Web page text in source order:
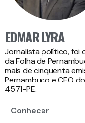
EDMAR LYRA
Jornalista político, foi
da Folha de
mais de cinquenta
Pernambuco e CEO
4571-PE.
Conhecer